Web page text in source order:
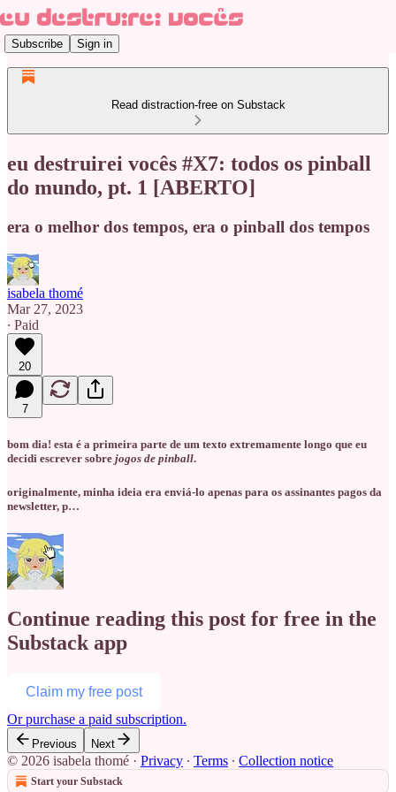
Subscribe Sign in
Read distraction-free on Substack
eu destruirei vocês #X7: todos os pinball
do mundo, pt. 1 [ABERTO]
era o melhor dos tempos, era o pinball dos tempos
isabela thomé
Mar 27, 2023
∙ Paid
20
7
bom dia! esta é a primeira parte de um texto extremamente longo que eu
decidi escrever sobre jogos de pinball.
originalmente, minha ideia era enviá-lo apenas para os assinantes pagos da
newsletter, p…
Continue reading this post for free in the
Substack app
Claim my free post
Or purchase a paid subscription.
Previous Next
© 2026 isabela thomé · Privacy ∙ Terms ∙ Collection notice
Start your Substack